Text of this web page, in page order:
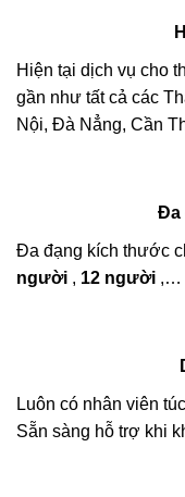
Hiện tại dịch vụ cho
gần như tất cả các
Nội, Đà Nẳng, Cần
Đa
Đa đạng kích thước
người , 12 người ,…
Luôn có nhân viên
Sẵn sàng hỗ trợ khi